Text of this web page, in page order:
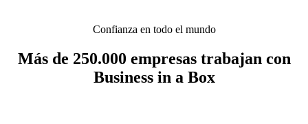
Confianza en todo el mundo
Más de 250.000 empresas trabajan con
Business in a Box